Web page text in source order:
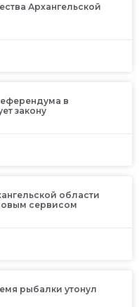
Архангельской
в
закону
области
сервисом
рыбалки утонул